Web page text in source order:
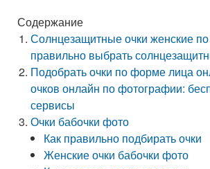
Содержание
Солнцезащитные очки женские
правильно выбрать
Подобрать очки по форме лица
очков онлайн по фотографии:
сервисы
Очки бабочки фото
Как правильно подбирать очки
Женские очки бабочки фото